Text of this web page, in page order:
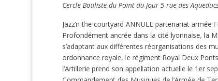
Cercle Bouliste du Point du Jour5 rue des
Jazz’n the courtyard ANNULE partenariat armée
Profondément ancrée dans la cité lyonnaise, la
s’adaptant aux différentes réorganisations des
ordonnance royale, le régiment Royal Deux
l’Artillerie prend son appellation actuelle le 1er